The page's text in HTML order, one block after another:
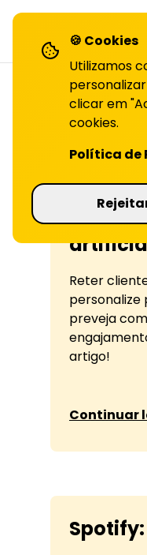
Como
Reter
personalize
preveja
artigo!
Continuar
🍪 Cookies
Utilizamos
clicar em
cookies.
Política de